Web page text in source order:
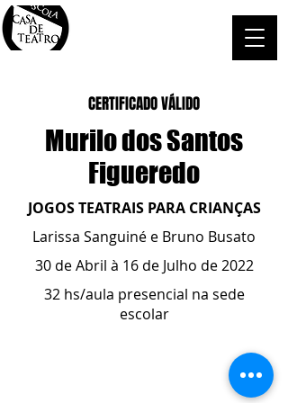
CERTIFICADO VÁLIDO
Murilo dos Santos
Figueredo
JOGOS TEATRAIS PARA CRIANÇAS
Larissa Sanguiné e Bruno Busato
30 de Abril à 16 de Julho de 2022
32 hs/aula presencial na sede
escolar
ESCOLA CASA DE TEATRO
- whatsapp